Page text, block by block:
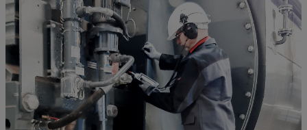
EtherNet/IP Gateway
Low Flow Measurement with SONOFLOW
CO.55 V3.0
Durchflusssensoren in Continuous
Processing & Single-Use Anwendungen
Vergleichstest von Durchflusssensoren
Luftblasen- und Blutleckdetektion in
Dialysemaschinen
Durchflusssensor für System zur
Herzunterstützung
SONAPHONE DataSuite V
SONAPHONE DataSuite D
SONAPHONE DataSuite S
Ultraschallanalyse bei der Lecksuche an
Druckluftanlagen
Application of Ultrasound Technology
Energie in Dampf- und
Kondensatsystemen sparen
FAQ-L.4
FAQ-L.5
FAQ-L.6
Ultraschallprüfköpfe
Zerstörungsfreie Prüfung von
Hochtemperatur-Keramiken
Schubplatten in der Keramikproduktion